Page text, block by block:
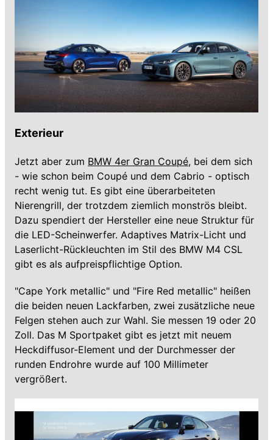
Exterieur
Jetzt aber zum BMW 4er Gran Coupé, bei dem sich
- wie schon beim Coupé und dem Cabrio - optisch
recht wenig tut. Es gibt eine überarbeiteten
Nierengrill, der trotzdem ziemlich monströs bleibt.
Dazu spendiert der Hersteller eine neue Struktur für
die LED-Scheinwerfer. Adaptives Matrix-Licht und
Laserlicht-Rückleuchten im Stil des BMW M4 CSL
gibt es als aufpreispflichtige Option.
"Cape York metallic" und "Fire Red metallic" heißen
die beiden neuen Lackfarben, zwei zusätzliche neue
Felgen stehen auch zur Wahl. Sie messen 19 oder 20
Zoll. Das M Sportpaket gibt es jetzt mit neuem
Heckdiffusor-Element und der Durchmesser der
runden Endrohre wurde auf 100 Millimeter
vergrößert.